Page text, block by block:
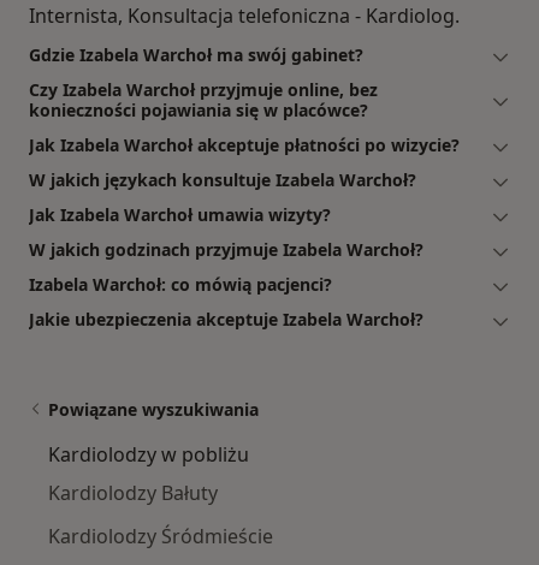
Internista, Konsultacja telefoniczna - Kardiolog.
Gdzie Izabela Warchoł ma swój gabinet?
Czy Izabela Warchoł przyjmuje online, bez
konieczności pojawiania się w placówce?
Jak Izabela Warchoł akceptuje płatności po wizycie?
W jakich językach konsultuje Izabela Warchoł?
Jak Izabela Warchoł umawia wizyty?
W jakich godzinach przyjmuje Izabela Warchoł?
Izabela Warchoł: co mówią pacjenci?
Jakie ubezpieczenia akceptuje Izabela Warchoł?
Powiązane wyszukiwania
Kardiolodzy w pobliżu
Kardiolodzy Bałuty
Kardiolodzy Śródmieście